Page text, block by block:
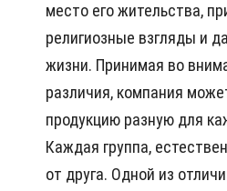
место его жительства,
религиозные взгляды и
жизни. Принимая во
различия, компания
продукцию разную для
Каждая группа,
от друга. Одной из